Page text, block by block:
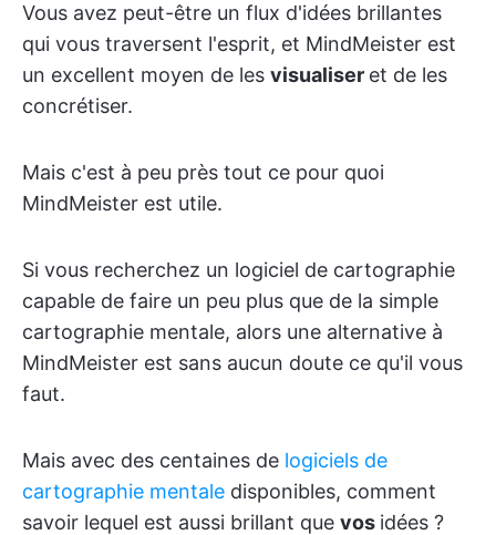
Vous avez peut-être un flux d'idées brillantes
qui vous traversent l'esprit, et MindMeister est
un excellent moyen de les visualiser et de les
concrétiser.
Mais c'est à peu près tout ce pour quoi
MindMeister est utile.
Si vous recherchez un logiciel de cartographie
capable de faire un peu plus que de la simple
cartographie mentale, alors une alternative à
MindMeister est sans aucun doute ce qu'il vous
faut.
Mais avec des centaines de logiciels de
cartographie mentale disponibles, comment
savoir lequel est aussi brillant que vos idées ?